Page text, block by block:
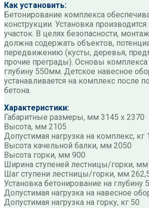
Как установить:
Бетонирование комплекса
конструкции. Установка
участок. В целях безопасности,
должна содержать объектов,
передвижению (кусты, деревья,
прочие преграды). Основы комплекса
глубину 550мм. Детское навесное
устанавливается на комплекс после
бетона.
Характеристики:
Габаритные размеры, мм 3145 х 2370
Высота, мм 2105
Допустимая нагрузка на комплекс, кг
Высота качельной балки, мм 2050
Высота горки, мм 900
Ширина ступеней лестницы/горки,
Шаг ступени лестницы/горки, мм
Установка бетонирование на глубину
Допустимая нагрузка на навесное
Допустимая нагрузка на горку, кг 50